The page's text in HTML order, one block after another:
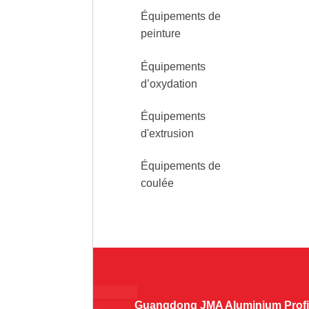
Équipements de
peinture
Équipements
d’oxydation
Équipements
d'extrusion
Équipements de
coulée
Guangdong JMA Aluminium